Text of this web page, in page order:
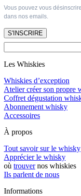
Vous pouvez vous
dans nos emails.
S'INSCRIRE
Les Whiskies
Whiskies d’exception
Atelier créer son propre
Coffret dégustation
Abonnement whisky
Accessoires
À propos
Tout savoir sur le whisky
Apprécier le whisky
où trouvernos whiskies
Ils parlent de nous
Informations